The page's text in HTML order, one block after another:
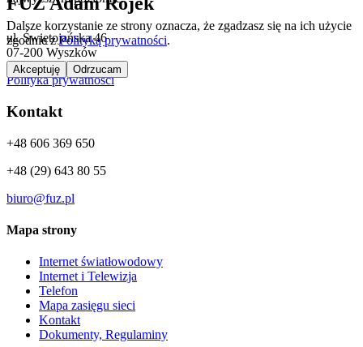
Dalsze korzystanie ze strony oznacza, że zgadzasz się na ich użycie
zgodnie zPolityką prywatności.
Akceptuję Odrzucam
ul. Świętojańska 46
07-200 Wyszków
Polityka prywatności
Kontakt
+48 606 369 650
+48 (29) 643 80 55
biuro@fuz.pl
Mapa strony
Internet światłowodowy
Internet i Telewizja
Telefon
Mapa zasięgu sieci
Kontakt
Dokumenty, Regulaminy